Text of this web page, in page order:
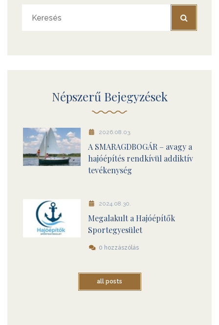
Népszerű Bejegyzések
2026.08.03.
A SMARAGDBOGÁR – avagy a
hajóépítés rendkívül addiktív
tevékenység
2024.08.30.
Megalakult a Hajóépítők
Sportegyesület
0 hozzászólás
all posts